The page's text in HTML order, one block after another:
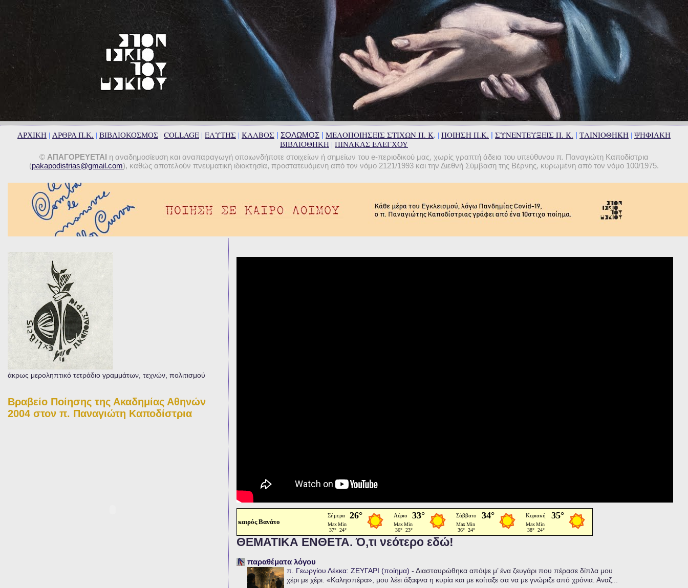
ΑΡΧΙΚΗ | ΑΡΘΡΑ Π.Κ. | ΒΙΒΛΙΟΚΟΣΜΟΣ | COLLAGE | ΕΛΥΤΗΣ | ΚΑΛΒΟΣ | ΣΟΛΩΜΟΣ | ΜΕΛΟΠΟΙΗΣΕΙΣ ΣΤΙΧΩΝ Π. Κ. | ΠΟΙΗΣΗ Π.Κ. | ΣΥΝΕΝΤΕΥΞΕΙΣ Π. Κ. | ΤΑΙΝΙΟΘΗΚΗ | ΨΗΦΙΑΚΗ
ΒΙΒΛΙΟΘΗΚΗ | ΠΙΝΑΚΑΣ ΕΛΕΓΧΟΥ
© ΑΠΑΓΟΡΕΥΕΤΑΙ η αναδημοσίευση και αναπαραγωγή οποιωνδήποτε στοιχείων ή σημείων του e-περιοδικού μας, χωρίς γραπτή άδεια του υπεύθυνου π. Παναγιώτη Καποδίστρια
(pakapodistrias@gmail.com), καθώς αποτελούν πνευματική ιδιοκτησία, προστατευόμενη από τον νόμο 2121/1993 και την Διεθνή Σύμβαση της Βέρνης, κυρωμένη από τον νόμο 100/1975.
καιρός Βανάτο
ΘΕΜΑΤΙΚΑ ΕΝΘΕΤΑ. Ό,τι νεότερο εδώ!
παραθέματα λόγου
π. Γεωργίου Λέκκα: ΖΕΥΓΑΡΙ (ποίημα) - Διασταυρώθηκα απόψε μ’ ένα ζευγάρι που πέρασε δίπλα μου
χέρι με χέρι. «Καλησπέρα», μου λέει άξαφνα η κυρία και με κοίταξε σα να με γνώριζε από χρόνια. Αναζ...
άκρως μεροληπτικό τετράδιο γραμμάτων, τεχνών, πολιτισμού
Βραβείο Ποίησης της Ακαδημίας Αθηνών
2004 στον π. Παναγιώτη Καποδίστρια